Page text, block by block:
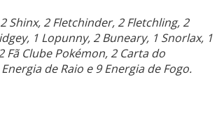
Shinx, 2 Fletchinder, 2 Fletchling, 2
1 Lopunny, 2 Buneary, 1 Snorlax, 1
Clube Pokémon, 2 Carta do
de Raio e 9 Energia de Fogo.